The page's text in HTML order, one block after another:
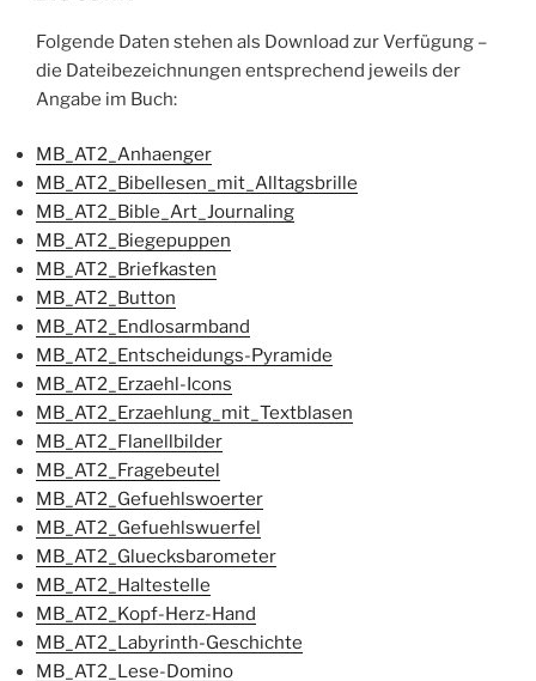
Folgende Daten stehen als Download zur Verfügung –
die Dateibezeichnungen entsprechend jeweils der
Angabe im Buch:
MB_AT2_Anhaenger
MB_AT2_Bibellesen_mit_Alltagsbrille
MB_AT2_Bible_Art_Journaling
MB_AT2_Biegepuppen
MB_AT2_Briefkasten
MB_AT2_Button
MB_AT2_Endlosarmband
MB_AT2_Entscheidungs-Pyramide
MB_AT2_Erzaehl-Icons
MB_AT2_Erzaehlung_mit_Textblasen
MB_AT2_Flanellbilder
MB_AT2_Fragebeutel
MB_AT2_Gefuehlswoerter
MB_AT2_Gefuehlswuerfel
MB_AT2_Gluecksbarometer
MB_AT2_Haltestelle
MB_AT2_Kopf-Herz-Hand
MB_AT2_Labyrinth-Geschichte
MB_AT2_Lese-Domino